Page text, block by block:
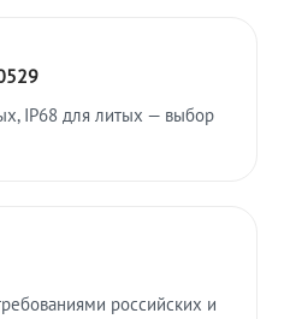
IP68 для литых — выбор
российских и